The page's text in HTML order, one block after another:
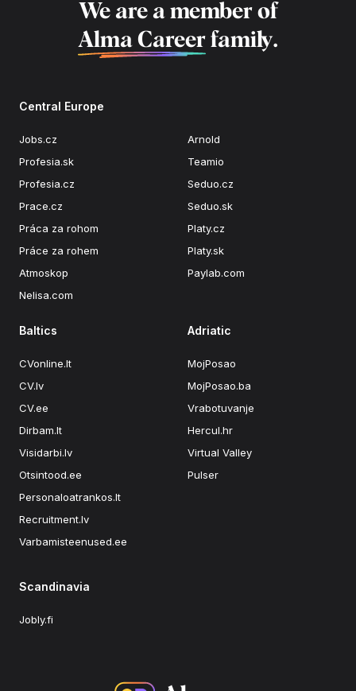
We are a member of
Alma Career family.
Central Europe
Jobs.cz
Profesia.sk
Profesia.cz
Prace.cz
Práca za rohom
Práce za rohem
Atmoskop
Nelisa.com
Arnold
Teamio
Seduo.cz
Seduo.sk
Platy.cz
Platy.sk
Paylab.com
Baltics
CVonline.lt
CV.lv
CV.ee
Dirbam.lt
Visidarbi.lv
Otsintood.ee
Personaloatrankos.lt
Recruitment.lv
Varbamisteenused.ee
Adriatic
MojPosao
MojPosao.ba
Vrabotuvanje
Hercul.hr
Virtual Valley
Pulser
Scandinavia
Jobly.fi